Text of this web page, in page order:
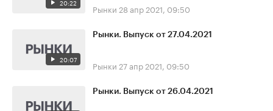
20:22 Рынки 28 апр 2021, 09:50
20:07
Рынки. Выпуск от 27.04.2021
Рынки 27 апр 2021, 09:50
Рынки. Выпуск от 26.04.2021